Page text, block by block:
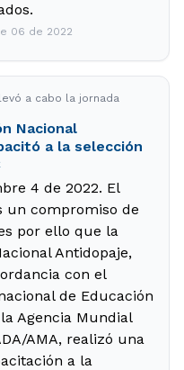
06 de 2022
a cabo la jornada
Nacional
a la selección
4 de 2022. El
un compromiso de
por ello que la
Antidopaje,
con el
de Educación
Agencia Mundial
AMA, realizó una
a la